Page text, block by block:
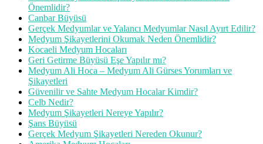
Önemlidir?
Canbar Büyüsü
Gerçek Medyumlar ve Yalancı Medyumlar Nasıl Ayırt Edilir?
Medyum Şikayetlerini Okumak Neden Önemlidir?
Kocaeli Medyum Hocaları
Geri Getirme Büyüsü Eşe Yapılır mı?
Medyum Ali Hoca – Medyum Ali Gürses Yorumları ve
Şikayetleri
Güvenilir ve Sahte Medyum Hocalar Kimdir?
Celb Nedir?
Medyum Şikayetleri Nereye Yapılır?
Şans Büyüsü
Gerçek Medyum Şikayetleri Nereden Okunur?